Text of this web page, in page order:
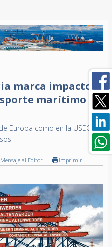
marca impacto
marítimo
Europa como en la USEC
al Editor Imprimir